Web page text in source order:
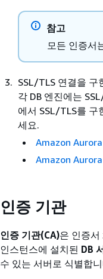
참고
모든 인증서
SSL/TLS 연결을 구
각 DB 엔진에는
에서 SSL/TLS를 구
세요.
Amazon
Amazon
인증 기관
인증 기관(CA)은 인증서
인스턴스에 설치된 DB
수 있는 서버로 식별합